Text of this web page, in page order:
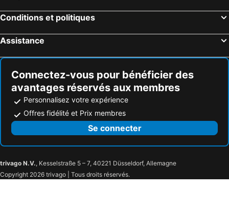
Conditions et politiques
Assistance
Connectez-vous pour bénéficier des
avantages réservés aux membres
Personnalisez votre expérience
Offres fidélité et Prix membres
Se connecter
trivago N.V., Kesselstraße 5 – 7, 40221 Düsseldorf, Allemagne
Copyright 2026 trivago | Tous droits réservés.